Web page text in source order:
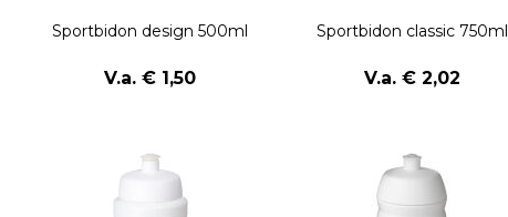
Sportbidon design 500ml
V.a. € 1,50
Sportbidon classic 750ml
V.a. € 2,02